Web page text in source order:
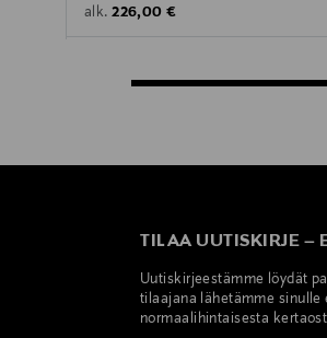
alk. Original Price
226,00 €
TILAA UUTISKIRJE –
Uutiskirjeestämme löydät
tilaajana lähetämme sinulle
normaalihintaisesta